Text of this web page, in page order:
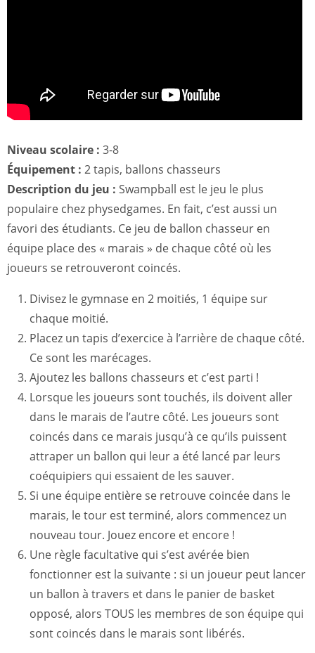
Niveau scolaire : 3-8
Équipement : 2 tapis, ballons chasseurs
Description du jeu : Swampball est le jeu le plus
populaire chez physedgames. En fait, c’est aussi un
favori des étudiants. Ce jeu de ballon chasseur en
équipe place des « marais » de chaque côté où les
joueurs se retrouveront coincés.
Divisez le gymnase en 2 moitiés, 1 équipe sur
chaque moitié.
Placez un tapis d’exercice à l’arrière de chaque côté.
Ce sont les marécages.
Ajoutez les ballons chasseurs et c’est parti !
Lorsque les joueurs sont touchés, ils doivent aller
dans le marais de l’autre côté. Les joueurs sont
coincés dans ce marais jusqu’à ce qu’ils puissent
attraper un ballon qui leur a été lancé par leurs
coéquipiers qui essaient de les sauver.
Si une équipe entière se retrouve coincée dans le
marais, le tour est terminé, alors commencez un
nouveau tour. Jouez encore et encore !
Une règle facultative qui s’est avérée bien
fonctionner est la suivante : si un joueur peut lancer
un ballon à travers et dans le panier de basket
opposé, alors TOUS les membres de son équipe qui
sont coincés dans le marais sont libérés.